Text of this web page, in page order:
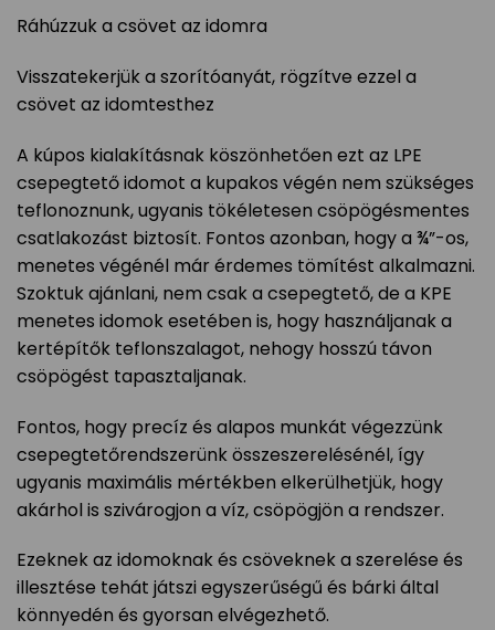
Ráhúzzuk a csövet az idomra
Visszatekerjük a szorítóanyát, rögzítve ezzel a
csövet az idomtesthez
A kúpos kialakításnak köszönhetően ezt az LPE
csepegtető idomot a kupakos végén nem szükséges
teflonoznunk, ugyanis tökéletesen csöpögésmentes
csatlakozást biztosít. Fontos azonban, hogy a ¾”-os,
menetes végénél már érdemes tömítést alkalmazni.
Szoktuk ajánlani, nem csak a csepegtető, de a KPE
menetes idomok esetében is, hogy használjanak a
kertépítők teflonszalagot, nehogy hosszú távon
csöpögést tapasztaljanak.
Fontos, hogy precíz és alapos munkát végezzünk
csepegtetőrendszerünk összeszerelésénél, így
ugyanis maximális mértékben elkerülhetjük, hogy
akárhol is szivárogjon a víz, csöpögjön a rendszer.
Ezeknek az idomoknak és csöveknek a szerelése és
illesztése tehát játszi egyszerűségű és bárki által
könnyedén és gyorsan elvégezhető.